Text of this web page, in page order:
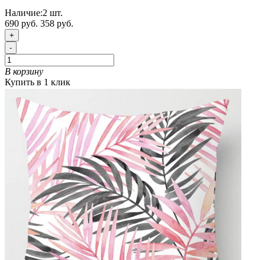
Наличие:2 шт.
690 руб. 358 руб.
+
-
В корзину
Купить в 1 клик